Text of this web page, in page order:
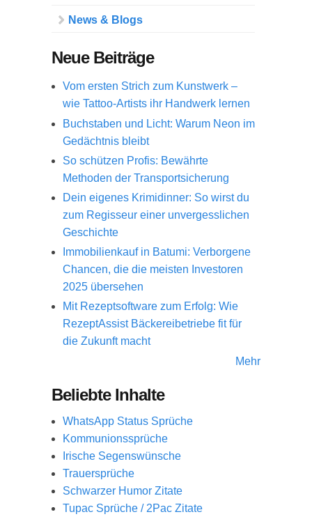
News & Blogs
Neue Beiträge
Vom ersten Strich zum Kunstwerk –
wie Tattoo-Artists ihr Handwerk lernen
Buchstaben und Licht: Warum Neon im
Gedächtnis bleibt
So schützen Profis: Bewährte
Methoden der Transportsicherung
Dein eigenes Krimidinner: So wirst du
zum Regisseur einer unvergesslichen
Geschichte
Immobilienkauf in Batumi: Verborgene
Chancen, die die meisten Investoren
2025 übersehen
Mit Rezeptsoftware zum Erfolg: Wie
RezeptAssist Bäckereibetriebe fit für
die Zukunft macht
Mehr
Beliebte Inhalte
WhatsApp Status Sprüche
Kommunionssprüche
Irische Segenswünsche
Trauersprüche
Schwarzer Humor Zitate
Tupac Sprüche / 2Pac Zitate